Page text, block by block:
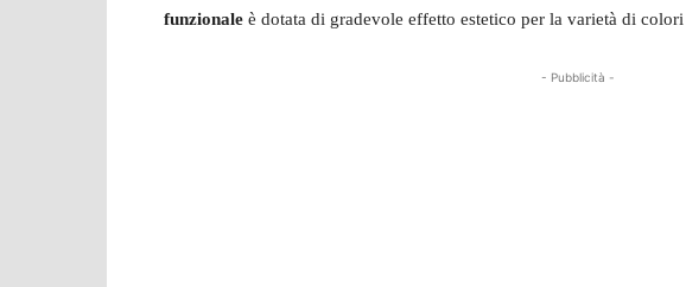
funzionale è dotata di gradevole effetto estetico per la varietà di
- Pubblicità -